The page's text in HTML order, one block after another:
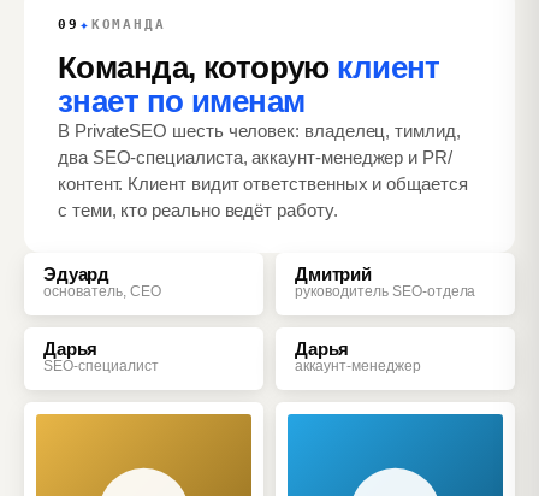
09 ✦ КОМАНДА
Команда, которую клиент
знает по именам
В PrivateSEO шесть человек: владелец, тимлид,
два SEO‑специалиста, аккаунт‑менеджер и PR/
контент. Клиент видит ответственных и общается
с теми, кто реально ведёт работу.
Эдуард
основатель, CEO
Дмитрий
руководитель SEO‑отдела
SEO
Дарья
SEO‑специалист
AM
Дарья
аккаунт‑менеджер